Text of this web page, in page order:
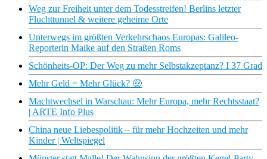
Weg zur Freiheit unter dem Todesstreifen! Berlins letzter
Fluchttunnel & weitere geheime Orte
Unterwegs im größten Verkehrschaos Europas: Galileo-
Reporterin Maike auf den Straßen Roms
Schönheits-OP: Der Weg zu mehr Selbstakzeptanz? I 37 Grad
Mehr Geld = Mehr Glück? 🤑
Machtwechsel in Warschau: Mehr Europa, mehr Rechtsstaat?
| ARTE Info Plus
China neue Liebespolitik – für mehr Hochzeiten und mehr
Kinder | Weltspiegel